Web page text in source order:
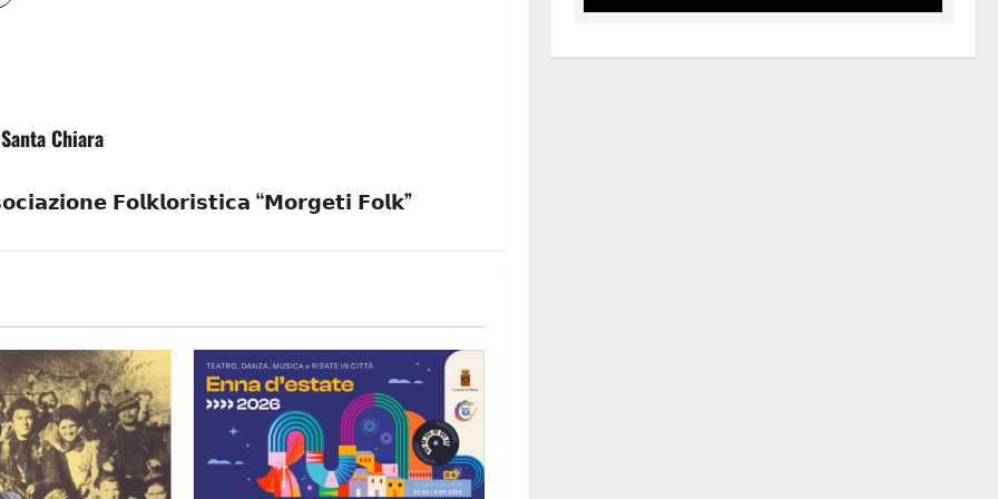
Chiara
𝗙𝗼𝗹𝗸𝗹𝗼𝗿𝗶𝘀𝘁𝗶𝗰𝗮 “𝗠𝗼𝗿𝗴𝗲𝘁𝗶 𝗙𝗼𝗹𝗸”